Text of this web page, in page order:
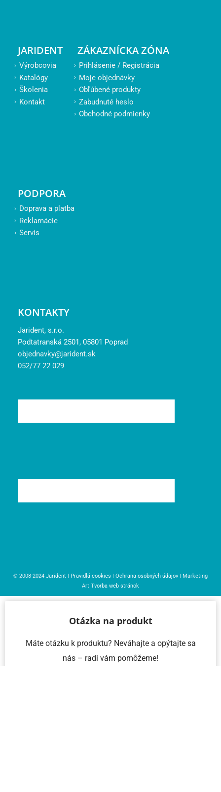
JARIDENT
Výrobcovia
Katalógy
Školenia
Kontakt
ZÁKAZNÍCKA ZÓNA
Prihlásenie / Registrácia
Moje objednávky
Obľúbené produkty
Zabudnuté heslo
Obchodné podmienky
PODPORA
Doprava a platba
Reklamácie
Servis
KONTAKTY
Jarident, s.r.o.
Podtatranská 2501, 05801 Poprad
objednavky@jarident.sk
052/77 22 029
© 2008-2024 Jarident Pravidlá cookies Ochrana osobných údajov | Marketing
Art Tvorba web stránok
Otázka na produkt
Máte otázku k produktu? Neváhajte a opýtajte sa
nás – radi vám pomôžeme!